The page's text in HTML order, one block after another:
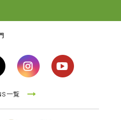
一覧